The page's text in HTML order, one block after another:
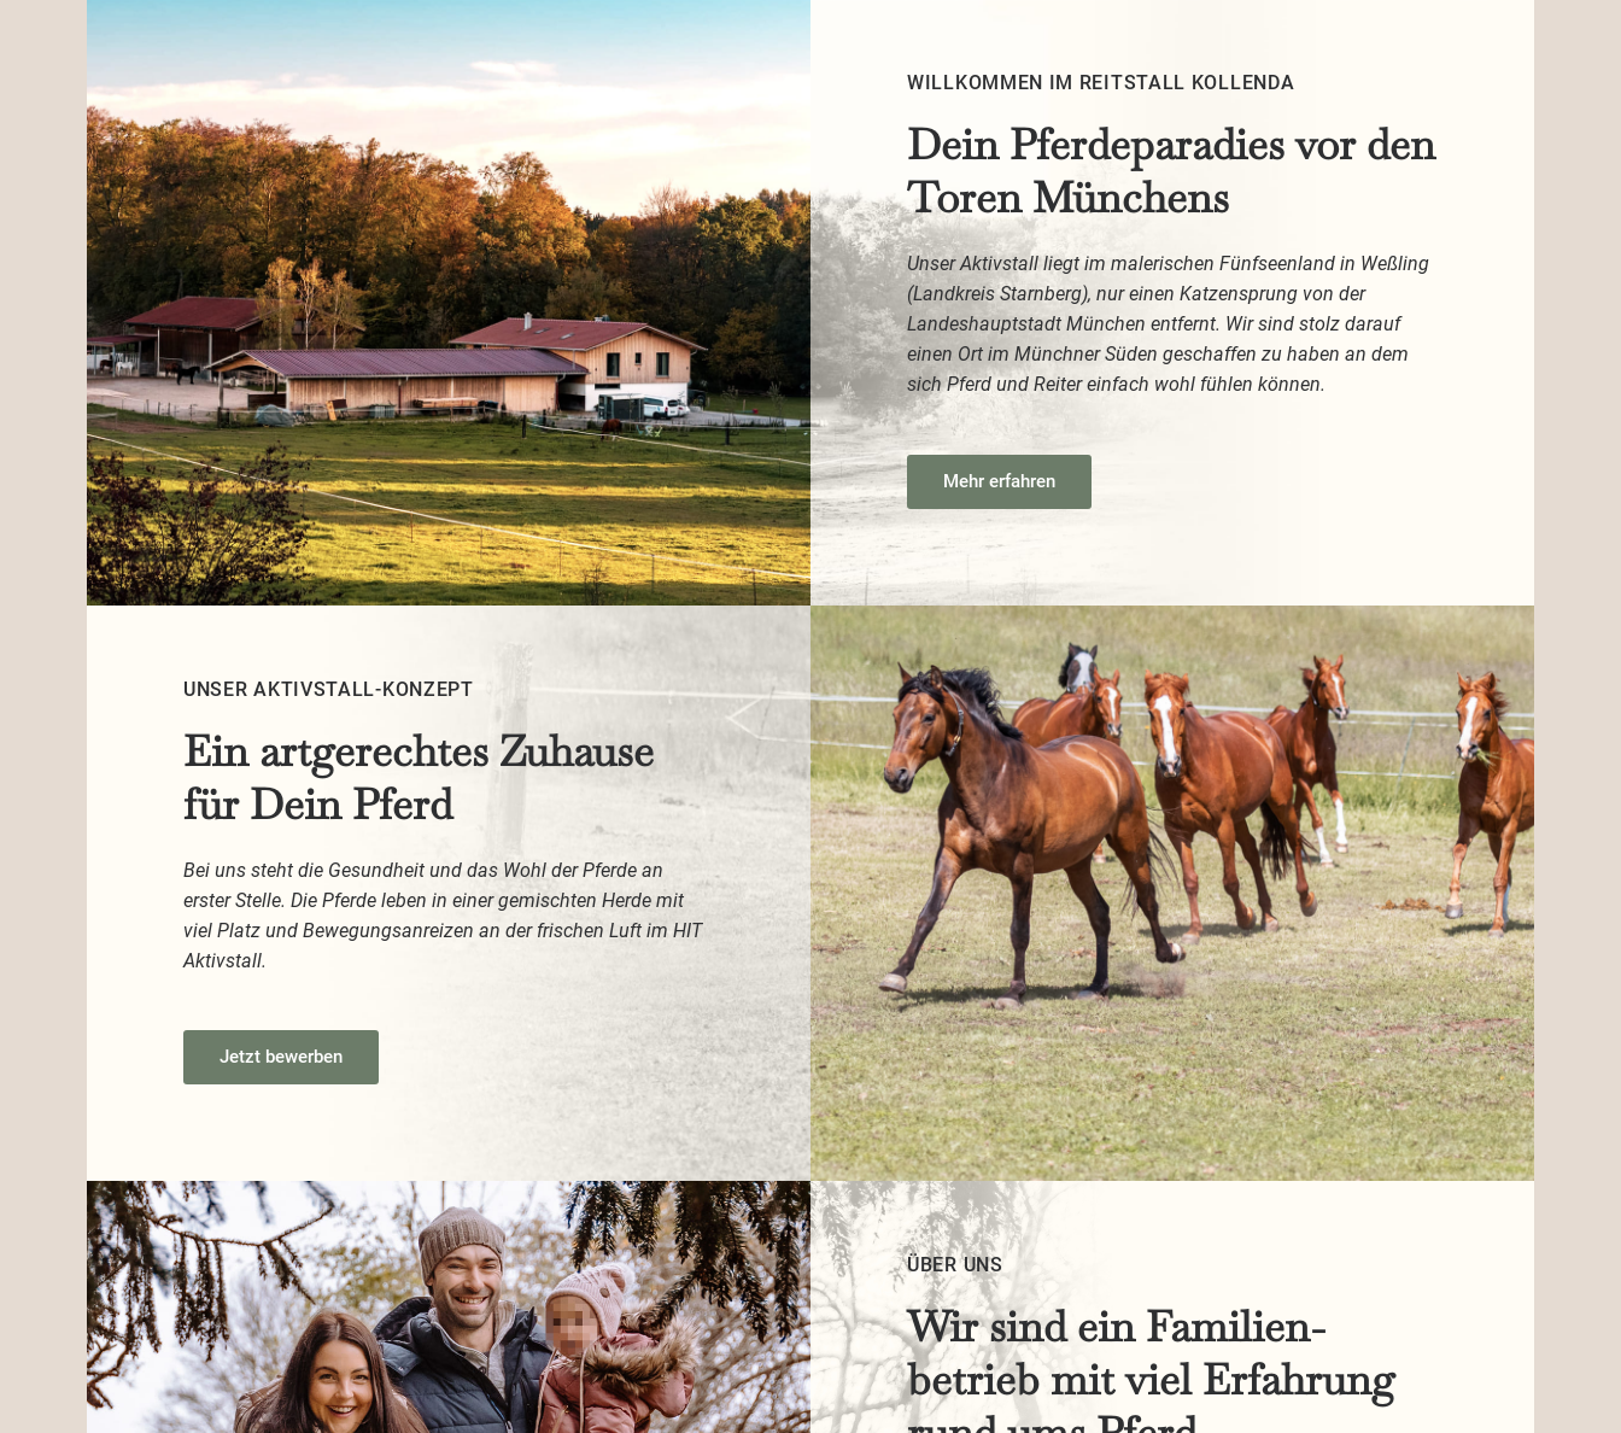
WILLKOMMEN IM REITSTALL KOLLENDA
Dein Pferdeparadies vor den
Toren Münchens
Unser Aktivstall liegt im malerischen Fünfseenland in Weßling
(Landkreis Starnberg), nur einen Katzensprung von der
Landeshauptstadt München entfernt. Wir sind stolz darauf
einen Ort im Münchner Süden geschaffen zu haben an dem
sich Pferd und Reiter einfach wohl fühlen können.
Mehr erfahren
UNSER AKTIVSTALL-KONZEPT
Ein artgerechtes Zuhause
für Dein Pferd
Bei uns steht die Gesundheit und das Wohl der Pferde an
erster Stelle. Die Pferde leben in einer gemischten Herde mit
viel Platz und Bewegungsanreizen an der frischen Luft im HIT
Aktivstall.
Jetzt bewerben
ÜBER UNS
Wir sind ein Familien-
betrieb mit viel Erfahrung